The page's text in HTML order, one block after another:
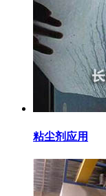
粘尘剂应用